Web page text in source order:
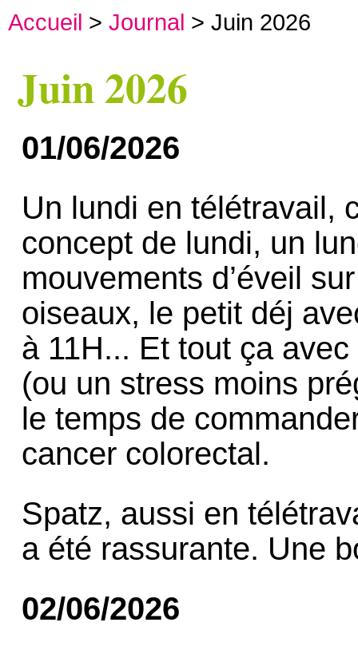
Accueil > Journal > Juin 2026
Juin 2026
01/06/2026
Un lundi en télétravail,
concept de lundi, un
mouvements d’éveil
oiseaux, le petit déj
à 11H... Et tout ça
(ou un stress moins
le temps de
cancer colorectal.
Spatz, aussi en
a été rassurante. Une
02/06/2026